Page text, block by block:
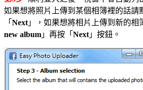
如果想將照片上傳到某個相簿裡的話請
「 Next 」，如果想將相片上傳到新的相
new album 」再按「 Next 」按鈕。